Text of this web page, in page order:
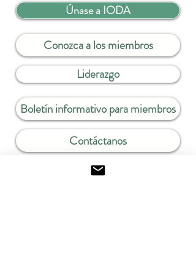
Únase a IODA
Conozca a los miembros
Liderazgo
Boletín informativo para miembros
Contáctanos